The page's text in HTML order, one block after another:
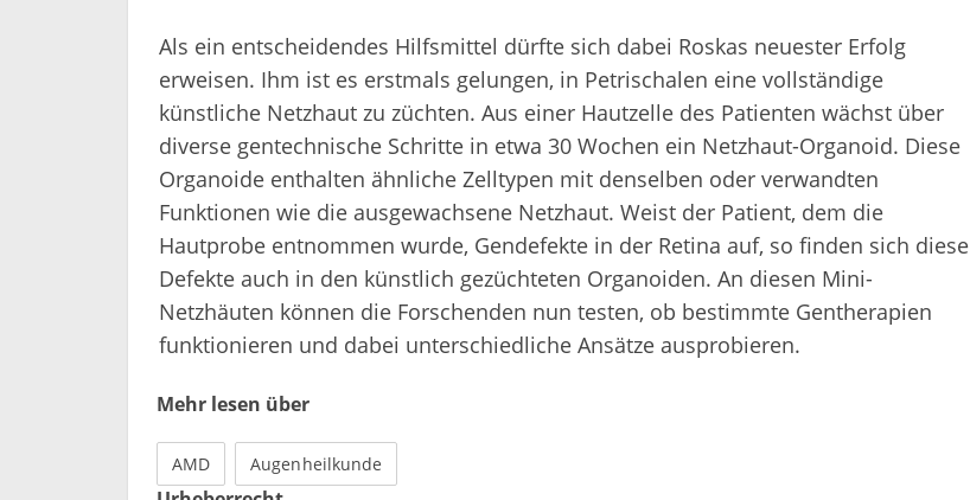
Als ein entscheidendes Hilfsmittel dürfte sich dabei Roskas neuester Erfolg
erweisen. Ihm ist es erstmals gelungen, in Petrischalen eine vollständige
künstliche Netzhaut zu züchten. Aus einer Hautzelle des Patienten wächst über
diverse gentechnische Schritte in etwa 30 Wochen ein Netzhaut-Organoid. Diese
Organoide enthalten ähnliche Zelltypen mit denselben oder verwandten
Funktionen wie die ausgewachsene Netzhaut. Weist der Patient, dem die
Hautprobe entnommen wurde, Gendefekte in der Retina auf, so finden sich diese
Defekte auch in den künstlich gezüchteten Organoiden. An diesen Mini-
Netzhäuten können die Forschenden nun testen, ob bestimmte Gentherapien
funktionieren und dabei unterschiedliche Ansätze ausprobieren.
Mehr lesen über
AMD Augenheilkunde